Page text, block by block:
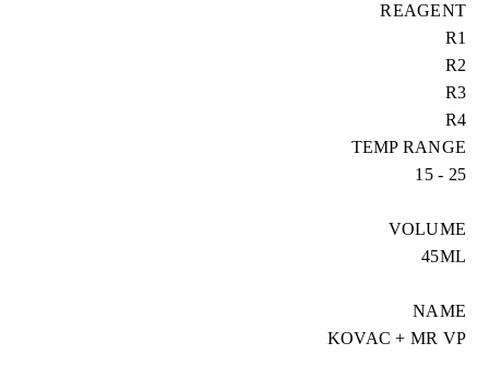
REAGENT
R1
R2
R3
R4
TEMP RANGE
25 - 15
VOLUME
45ML
NAME
KOVAC + MR VP